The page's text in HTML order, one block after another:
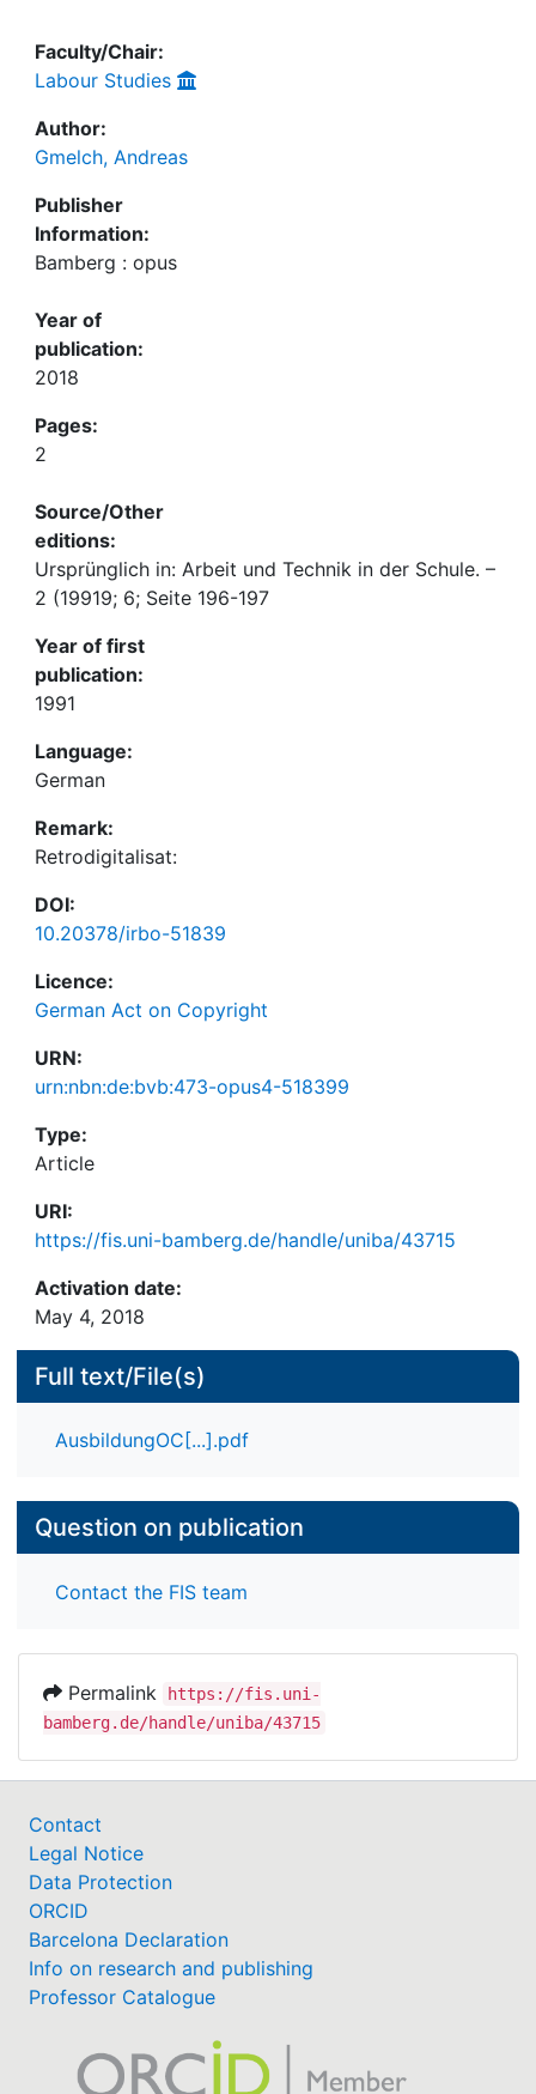
Faculty/Chair:
Labour Studies
Author:
Gmelch, Andreas
Publisher
Information:
Bamberg : opus
Year of
publication:
2018
Pages:
2
Source/Other
editions:
Ursprünglich in: Arbeit und Technik in der Schule. –
2 (19919; 6; Seite 196-197
Year of first
publication:
1991
Language:
German
Remark:
Retrodigitalisat:
DOI:
10.20378/irbo-51839
Licence:
German Act on Copyright
URN:
urn:nbn:de:bvb:473-opus4-518399
Type:
Article
URI:
https://fis.uni-bamberg.de/handle/uniba/43715
Activation date:
May 4, 2018
Full text/File(s)
AusbildungOC[...].pdf
Question on publication
Contact the FIS team
Permalink
https://fis.uni-
bamberg.de/handle/uniba/43715
Contact
Legal Notice
Data Protection
ORCID
Barcelona Declaration
Info on research and publishing
Professor Catalogue